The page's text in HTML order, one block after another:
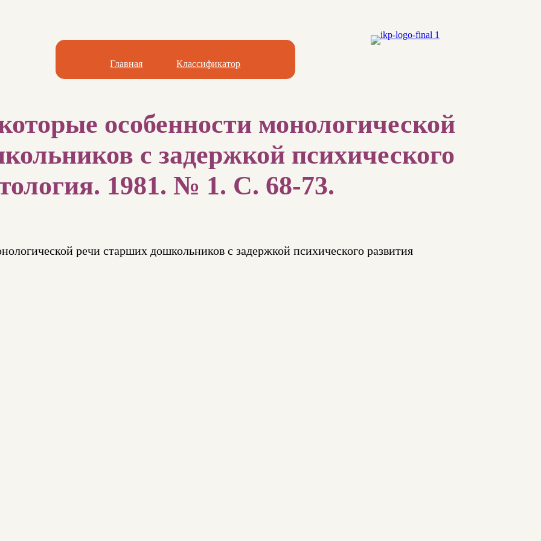
Главная Классификатор
особенности монологической
с задержкой психического
1981. № 1. С. 68-73.
речи старших дошкольников с задержкой психического развития